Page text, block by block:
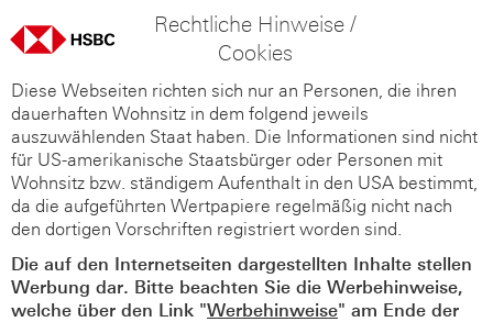
Rechtliche Hinweise /
Cookies
Diese Webseiten richten sich nur an Personen, die ihren
dauerhaften Wohnsitz in dem folgend jeweils
auszuwählenden Staat haben. Die Informationen sind nicht
für US-amerikanische Staatsbürger oder Personen mit
Wohnsitz bzw. ständigem Aufenthalt in den USA bestimmt,
da die aufgeführten Wertpapiere regelmäßig nicht nach
den dortigen Vorschriften registriert worden sind.
Die auf den Internetseiten dargestellten Inhalte stellen
Werbung dar. Bitte beachten Sie die Werbehinweise,
welche über den Link "Werbehinweise" am Ende der